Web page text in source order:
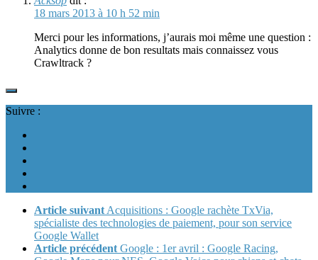
18 mars 2013 à 10 h 52 min
Merci pour les informations, j’aurais moi même une question :
Analytics donne de bon resultats mais connaissez vous
Crawltrack ?
Suivre :
Article suivant Acquisitions : Google rachète TxVia,
spécialiste des technologies de paiement, pour son service
Google Wallet
Article précédent Google : 1er avril : Google Racing,